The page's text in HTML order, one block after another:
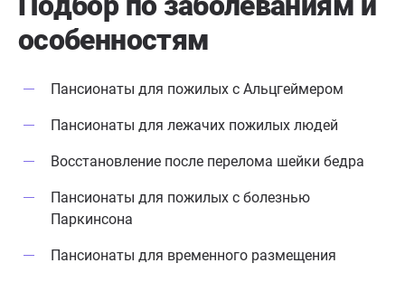
особенностям
Пансионаты для пожилых с Альцгеймером
Пансионаты для лежачих пожилых людей
Восстановление после перелома шейки бедра
Пансионаты для пожилых с болезнью
Паркинсона
Пансионаты для временного размещения